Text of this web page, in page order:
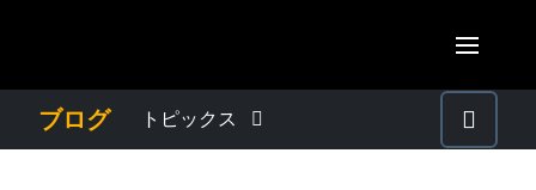
AMERICAS
ブログ トピックス